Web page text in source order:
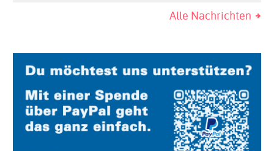
Alle Nachrichten